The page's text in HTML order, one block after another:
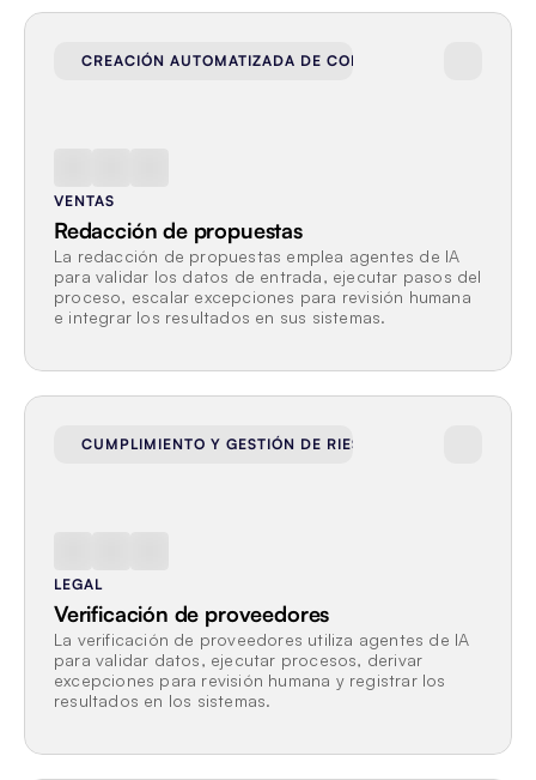
CREACIÓN AUTOMATIZADA DE CONTRATOS Y
VENTAS
Redacción de propuestas
La redacción de propuestas emplea agentes de IA
para validar los datos de entrada, ejecutar pasos del
proceso, escalar excepciones para revisión humana
e integrar los resultados en sus sistemas.
CUMPLIMIENTO Y GESTIÓN DE RIESGOS
LEGAL
Verificación de proveedores
La verificación de proveedores utiliza agentes de IA
para validar datos, ejecutar procesos, derivar
excepciones para revisión humana y registrar los
resultados en los sistemas.